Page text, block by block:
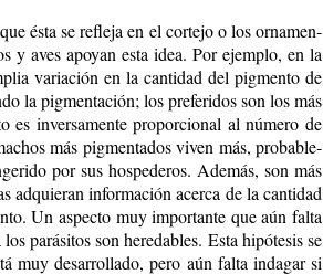
és­ta se re­fle­ja en el cor­te­jo o los or­na­men­
y aves apo­yan es­ta idea. Por ejem­plo, en la
va­ria­ción en la can­ti­dad del pig­men­to de
la pig­men­ta­ción; los pre­fe­ri­dos son los más
es in­ver­sa­men­te pro­por­cio­nal al nú­me­ro de
más pig­men­ta­dos vi­ven más, pro­ba­ble­
por sus hos­pe­de­ros. Ade­más, son más
ad­quie­ran in­for­ma­ción acer­ca de la can­ti­dad
Un as­pec­to muy im­por­tan­te que aún fal­ta
pa­rá­si­tos son he­re­da­bles. Es­ta hi­pó­te­sis se
muy de­sa­rro­lla­do, pe­ro aún fal­ta in­da­gar si